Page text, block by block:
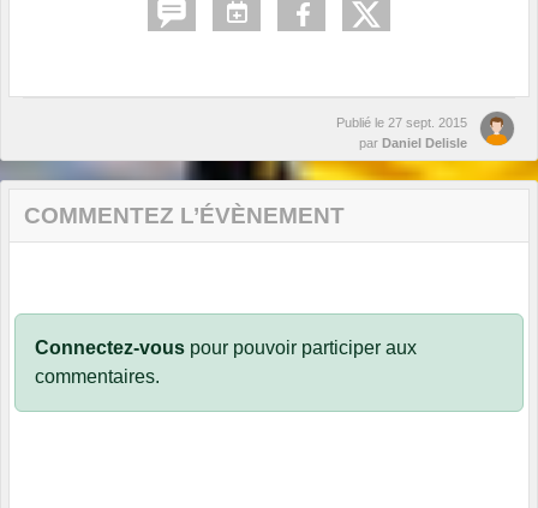
Publié le 27 sept. 2015
par Daniel Delisle
COMMENTEZ L’ÉVÈNEMENT
Connectez-vous pour pouvoir participer aux
commentaires.